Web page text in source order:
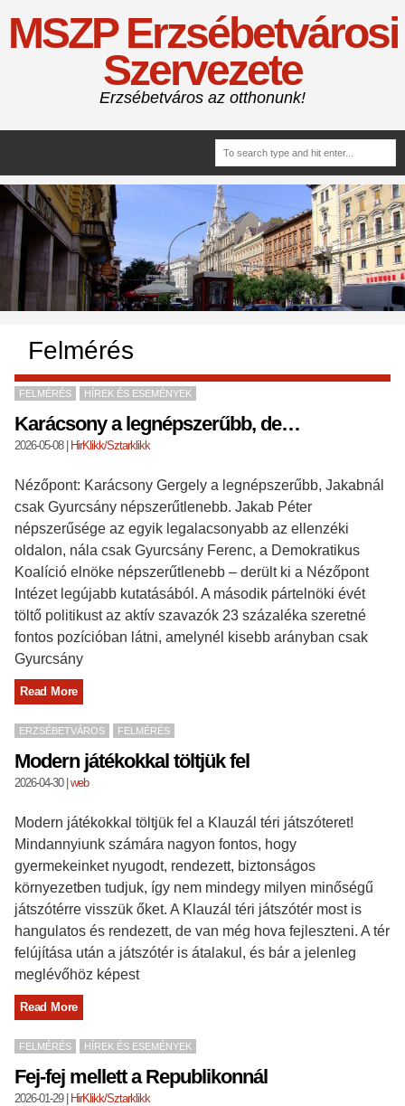
MSZP Erzsébetvárosi
Szervezete
Erzsébetváros az otthonunk!
Felmérés
FELMÉRÉS HÍREK ÉS ESEMÉNYEK
Karácsony a legnépszerűbb, de…
2026-05-08| HirKlikk/Sztarklikk
Nézőpont: Karácsony Gergely a legnépszerűbb, Jakabnál
csak Gyurcsány népszerűtlenebb. Jakab Péter
népszerűsége az egyik legalacsonyabb az ellenzéki
oldalon, nála csak Gyurcsány Ferenc, a Demokratikus
Koalíció elnöke népszerűtlenebb – derült ki a Nézőpont
Intézet legújabb kutatásából. A második pártelnöki évét
töltő politikust az aktív szavazók 23 százaléka szeretné
fontos pozícióban látni, amelynél kisebb arányban csak
Gyurcsány
Read More
ERZSÉBETVÁROS FELMÉRÉS
Modern játékokkal töltjük fel
2026-04-30| web
Modern játékokkal töltjük fel a Klauzál téri játszóteret!
Mindannyiunk számára nagyon fontos, hogy
gyermekeinket nyugodt, rendezett, biztonságos
környezetben tudjuk, így nem mindegy milyen minőségű
játszótérre visszük őket. A Klauzál téri játszótér most is
hangulatos és rendezett, de van még hova fejleszteni. A tér
felújítása után a játszótér is átalakul, és bár a jelenleg
meglévőhöz képest
Read More
FELMÉRÉS HÍREK ÉS ESEMÉNYEK
Fej-fej mellett a Republikonnál
2026-01-29| HirKlikk/Sztarklikk